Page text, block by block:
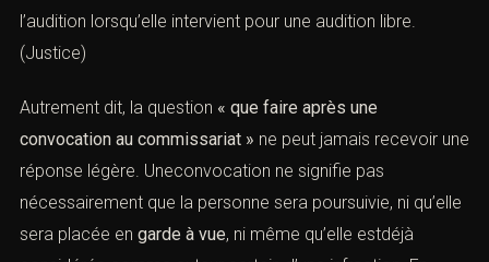
tout moment au cours de l’audition lorsqu’elle intervient
pour une audition libre. (
Autrement dit, la question « que faire après une
convocation au commissariat » ne peut jamais recevoir
une réponse légère. Uneconvocation ne signifie pas
nécessairement que la personne sera poursuivie, ni
qu’elle sera placée engarde à vue, ni même qu’elle